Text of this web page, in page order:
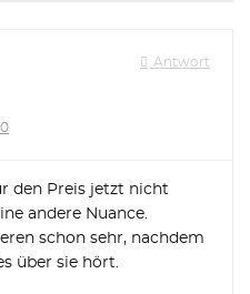
Antwort
den Preis jetzt nicht
andere Nuance.
schon sehr, nachdem
über sie hört.